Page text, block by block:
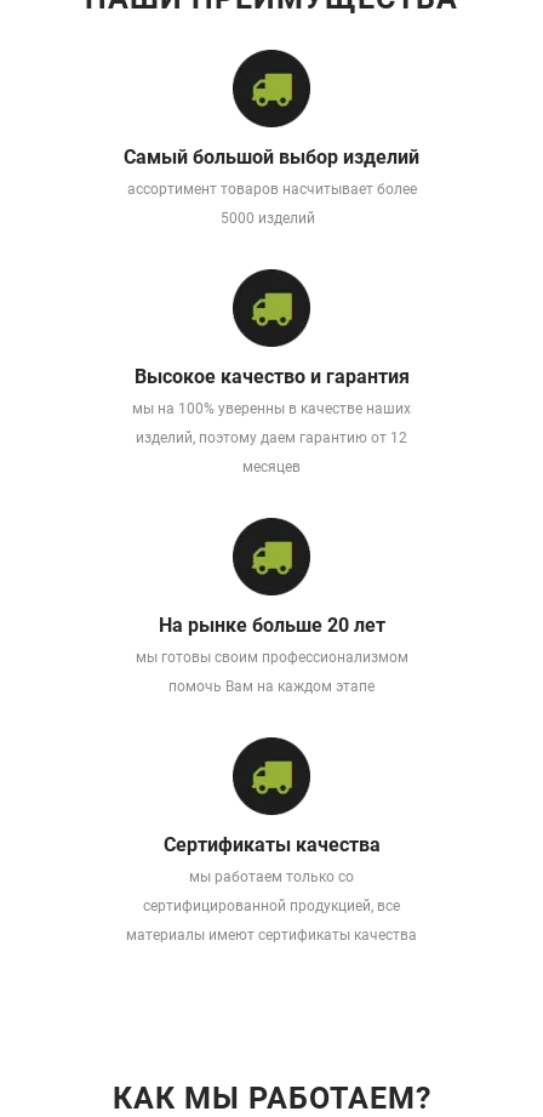
Самый большой выбор изделий
ассортимент товаров насчитывает более
5000 изделий
Высокое качество и гарантия
мы на 100% уверенны в качестве наших
изделий, поэтому даем гарантию от 12
месяцев
На рынке больше 20 лет
мы готовы своим профессионализмом
помочь Вам на каждом этапе
Сертификаты качества
мы работаем только со
сертифицированной продукцией, все
материалы имеют сертификаты качества
КАК МЫ РАБОТАЕМ?